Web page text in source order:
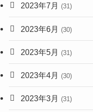
2023年7月 (31)
2023年6月 (30)
2023年5月 (31)
2023年4月 (30)
2023年3月 (31)